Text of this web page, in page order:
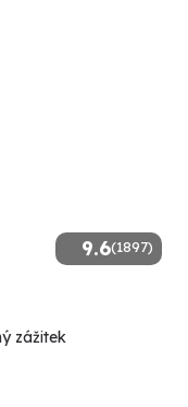
9.6(1897)
zážitek